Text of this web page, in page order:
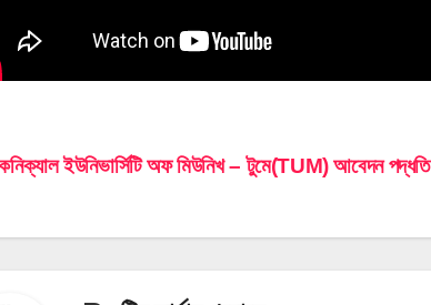
ইউনিভার্সিটি অফ মিউনিখ – টুমে(TUM) আবেদন পদ্ধতি